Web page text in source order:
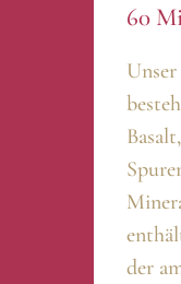
60
der